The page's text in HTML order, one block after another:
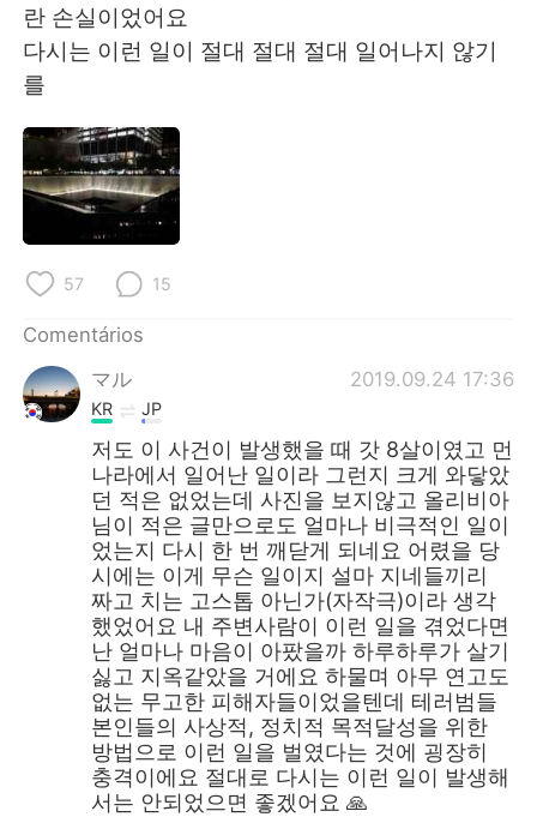
란 손실이었어요
다시는 이런 일이 절대 절대 절대 일어나지 않기
를
57 15
Comentários
マル
2019.09.24 17:36
KR JP
저도 이 사건이 발생했을 때 갓 8살이였고 먼
나라에서 일어난 일이라 그런지 크게 와닿았
던 적은 없었는데 사진을 보지않고 올리비아
님이 적은 글만으로도 얼마나 비극적인 일이
었는지 다시 한 번 깨닫게 되네요 어렸을 당
시에는 이게 무슨 일이지 설마 지네들끼리
짜고 치는 고스톱 아닌가(자작극)이라 생각
했었어요 내 주변사람이 이런 일을 겪었다면
난 얼마나 마음이 아팠을까 하루하루가 살기
싫고 지옥같았을 거에요 하물며 아무 연고도
없는 무고한 피해자들이었을텐데 테러범들
본인들의 사상적, 정치적 목적달성을 위한
방법으로 이런 일을 벌였다는 것에 굉장히
충격이에요 절대로 다시는 이런 일이 발생해
서는 안되었으면 좋겠어요 🙏